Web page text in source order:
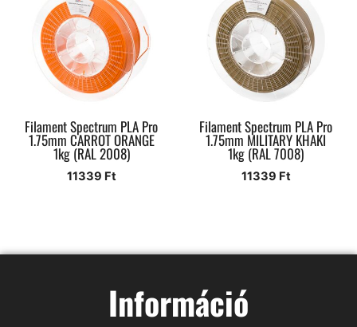
Filament Spectrum PLA Pro
1.75mm CARROT ORANGE
1kg (RAL 2008)
11339 Ft
Filament Spectrum PLA Pro
1.75mm MILITARY KHAKI
1kg (RAL 7008)
11339 Ft
Információ